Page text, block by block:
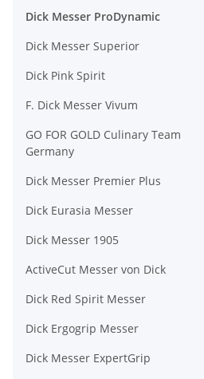
Dick Messer ProDynamic
Dick Messer Superior
Dick Pink Spirit
F. Dick Messer Vivum
GO FOR GOLD Culinary Team
Germany
Dick Messer Premier Plus
Dick Eurasia Messer
Dick Messer 1905
ActiveCut Messer von Dick
Dick Red Spirit Messer
Dick Ergogrip Messer
Dick Messer ExpertGrip